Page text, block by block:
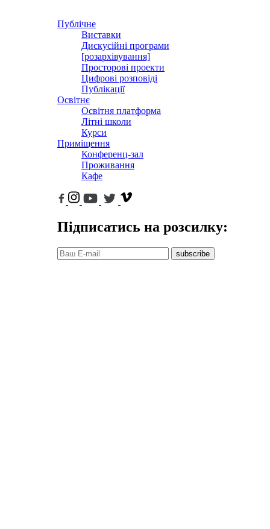
Публічне
Виставки
Дискусійні програми
[розархівування]
Просторові проекти
Цифрові розповіді
Публікації
Освітнє
Освітня платформа
Літні школи
Курси
Приміщення
Конференц-зал
Проживання
Кафе
Підписатись на розсилку:
subscribe